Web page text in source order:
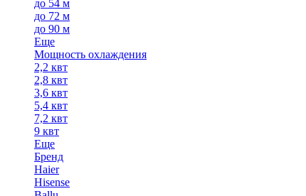
до 54 м
до 72 м
до 90 м
Еще
Мощность охлаждения
2,2 квт
2,8 квт
3,6 квт
5,4 квт
7,2 квт
9 квт
Еще
Бренд
Haier
Hisense